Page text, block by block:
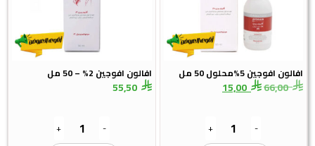
افالون افوجين 5%محلول 50 مل
66,00
15,00
-
+
افالون افوجين 2% – 50 مل
55,50
-
+